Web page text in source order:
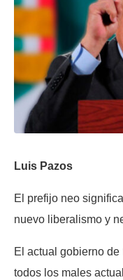
Luis Pazos
El prefijo neo
nuevo liberalismo y
El actual gobierno
todos los males